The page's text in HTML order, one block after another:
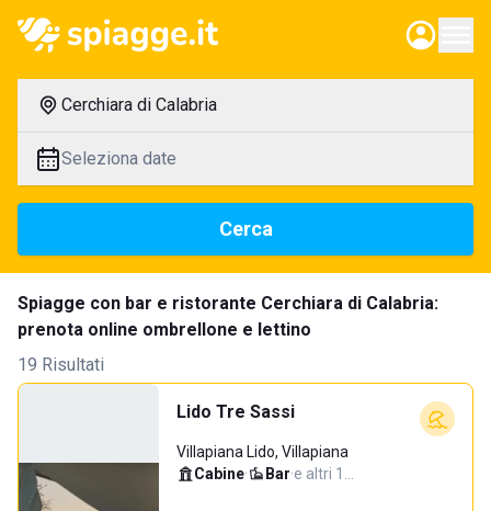
Cerchiara di Calabria
Seleziona date
Cerca
Spiagge con bar e ristorante Cerchiara di Calabria:
prenota online ombrellone e lettino
19 Risultati
Lido Tre Sassi
Villapiana Lido, Villapiana
Cabine· Bar·e altri 1…